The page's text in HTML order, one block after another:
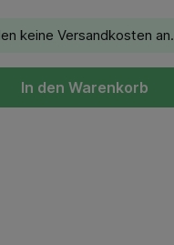
keine Versandkosten an.
In den Warenkorb